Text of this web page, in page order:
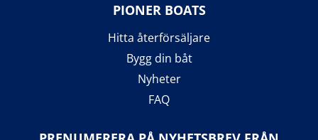
PIONER BOATS
Hitta återförsäljare
Bygg din båt
Nyheter
FAQ